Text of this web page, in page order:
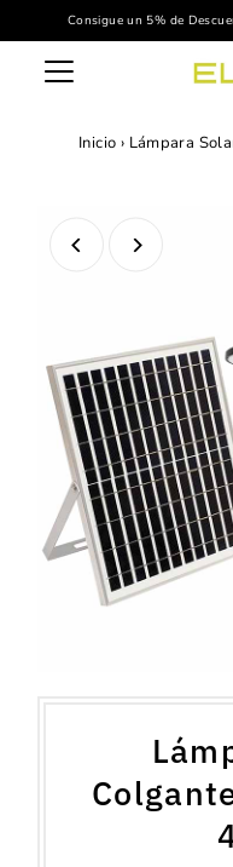
Ir directamente al
Consigue un 5% de
Inicio › Lámpara